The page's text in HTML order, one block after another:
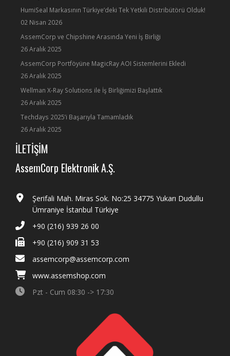
HumiSeal Markasının Türkiye’deki Tek Yetkili Distribütörü Olduk!
02 Nisan 2026
AssemCorp ve Chipshine Arasında Yeni İş Birliği
26 Aralık 2025
AssemCorp Portföyüne MagicRay AOI Sistemlerini Ekledi
26 Aralık 2025
Wellman X-Ray Solutions ile İş Birliğimizi Başlattık
26 Aralık 2025
Techdays 2025’i Başarıyla Tamamladık
26 Aralık 2025
İLETİŞİM
AssemCorp Elektronik A.Ş.
Şerifali Mah. Miras Sok. No:25 34775 Yukarı Dudullu
Ümraniye İstanbul Türkiye
+90 (216) 939 26 00
+90 (216) 909 31 53
assemcorp@assemcorp.com
www.assemshop.com
Pzt - Cum 08:30 -> 17:30